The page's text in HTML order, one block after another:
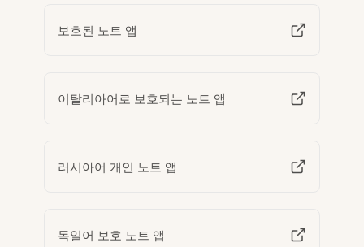
보호된 노트 앱
이탈리아어로 보호되는 노트 앱
러시아어 개인 노트 앱
독일어 보호 노트 앱